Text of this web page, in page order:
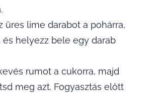
lime darabot a pohárra,
helyezz bele egy darab
rumot a cukorra, majd
meg azt. Fogyasztás előtt